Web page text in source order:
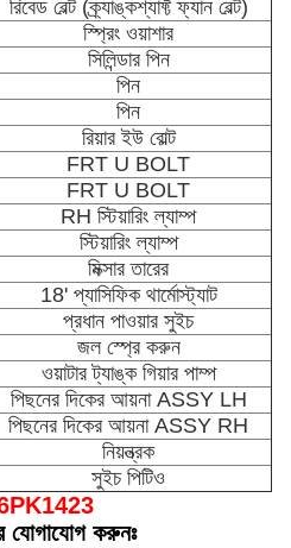
রিবেড বেল্ট (ক্র্যাঙ্কশ্যাফ্ট ফ্যান বেল্ট)
স্প্রিং ওয়াশার
সিলিন্ডার পিন
পিন
পিন
রিয়ার ইউ বোল্ট
FRT U BOLT
FRT U BOLT
RH স্টিয়ারিং ল্যাম্প
স্টিয়ারিং ল্যাম্প
মিক্সার তারের
18' প্যাসিফিক থার্মোস্ট্যাট
প্রধান পাওয়ার সুইচ
জল স্প্রে করুন
ওয়াটার ট্যাঙ্ক গিয়ার পাম্প
পিছনের দিকের আয়না ASSY LH
পিছনের দিকের আয়না ASSY RH
নিয়ন্ত্রক
সুইচ পিটিও
6PK1423
যোগাযোগ করুনঃ